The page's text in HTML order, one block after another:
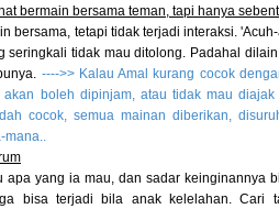
bermain bersama teman, tapi hanya
bersama, tetapi tidak terjadi interaksi.
seringkali tidak mau ditolong. Padahal
---->> Kalau Amal kurang cocok
akan boleh dipinjam, atau tidak mau
cocok, semua mainan diberikan,
mana..
apa yang ia mau, dan sadar keinginannya
bisa terjadi bila anak kelelahan.Cari